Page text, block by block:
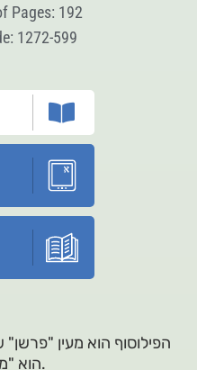
Pages: 192
1272-599
הפילוסוף הוא מעין "פרשן"
הוא "מגרש המשחקים" של הפילוסוף.